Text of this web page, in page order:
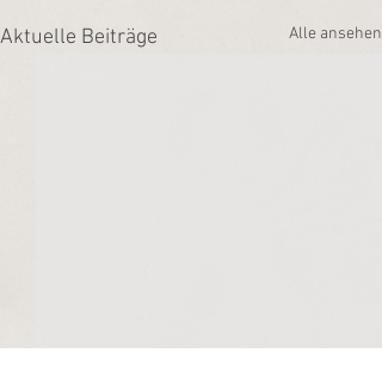
Aktuelle Beiträge Alle ansehen